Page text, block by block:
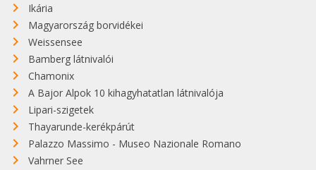
Ikária
Magyarország borvidékei
Weissensee
Bamberg látnivalói
Chamonix
A Bajor Alpok 10 kihagyhatatlan látnivalója
Lipari-szigetek
Thayarunde-kerékpárút
Palazzo Massimo - Museo Nazionale Romano
Vahrner See